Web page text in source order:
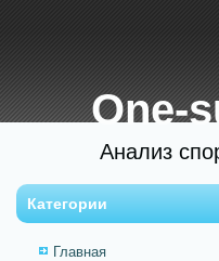
One-
Анализ
Категории
Главная